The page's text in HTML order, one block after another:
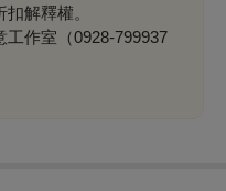
解釋權。
工作室（0928-799937